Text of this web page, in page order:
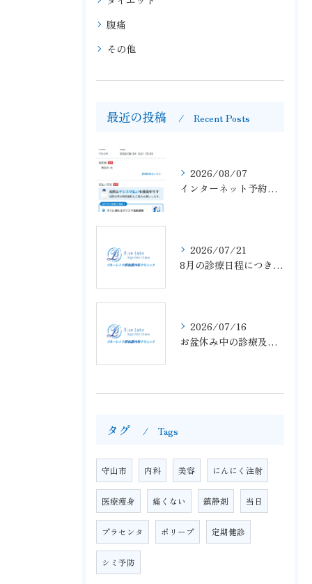
腹痛
その他
最近の投稿 Recent Posts
2026/08/07
インターネット予約が完了しておらず、予約がお取りできていない事例がありましたので、ご注意ください
2026/07/21
8月の診療日程につきまして
2026/07/16
お盆休み中の診療及び夏季休暇につきまして
タグ Tags
守山市 内科 美容 にんにく注射
医療痩身 痛くない 鎮静剤 当日
プラセンタ ポリープ 定期健診
シミ予防